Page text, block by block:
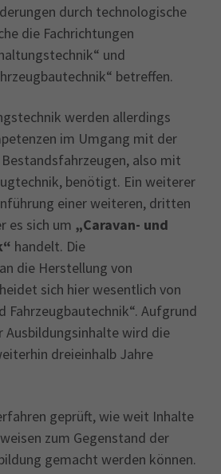
durch technologische
die Fachrichtungen
und
betreffen.
werden allerdings
im Umgang mit der
also mit
benötigt. Ein weiterer
einer weiteren, dritten
es sich um „Caravan- und
handelt. Die
die Herstellung von
sich hier wesentlich von
Fahrzeugbautechnik“. Aufgrund
wird die
dreieinhalb Jahre
geprüft, wie weit Inhalte
zum Gegenstand der
gemacht werden können.